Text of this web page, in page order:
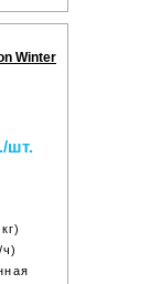
Winter
шт.